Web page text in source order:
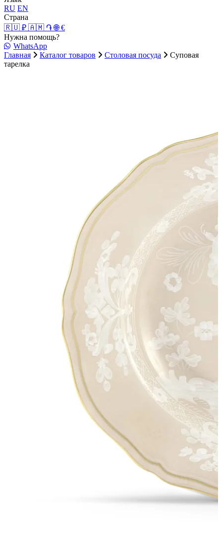
RU EN
Страна
🇷🇺 ₽ 🇦🇲 ֏🌐 €
Нужна помощь?
WhatsApp
Главная
Каталог товаров Столовая посуда
Суповая
тарелка